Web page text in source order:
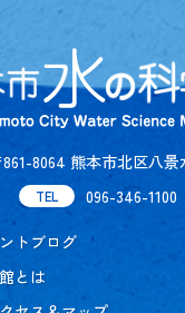
861-8064 熊本市北区八景
TEL 096-346-1100
トブログ
とは